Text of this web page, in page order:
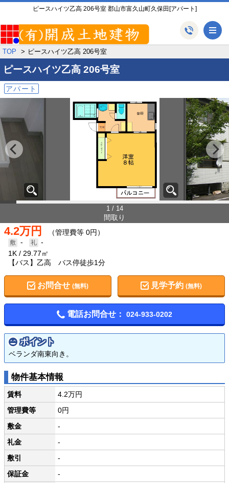
ピースハイツ乙高 206号室 郡山市富久山町久保田[アパート]
TOP ピースハイツ乙高 206号室
ピースハイツ乙高 206号室
アパート
1 / 14
間取り
4.2万円 （管理費等 0円）
-
-
1K
29.77㎡
【バス】乙高 バス停徒歩1分
お問合せ (無料) 見学予約(無料)
電話お問合せ： 024-933-0202
ポイント
ベランダ南東向き。
物件基本情報
賃料
4.2万円
管理費等
0円
敷金
-
礼金
-
敷引
-
保証金
-